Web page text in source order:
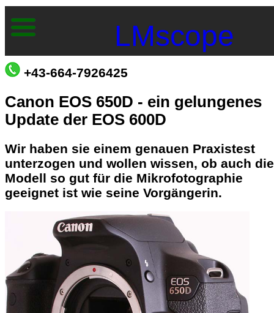
LMscope
+43-664-7926425
Canon EOS 650D - ein gelungenes
Update der EOS 600D
Wir haben sie einem genauen Praxistest
unterzogen und wollen wissen, ob auch
Modell so gut für die Mikrofotographie
geeignet ist wie seine Vorgängerin.